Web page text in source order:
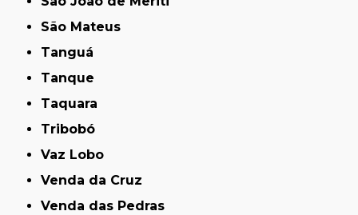
São Mateus
Tanguá
Tanque
Taquara
Tribobó
Vaz Lobo
Venda da Cruz
Venda das Pedras